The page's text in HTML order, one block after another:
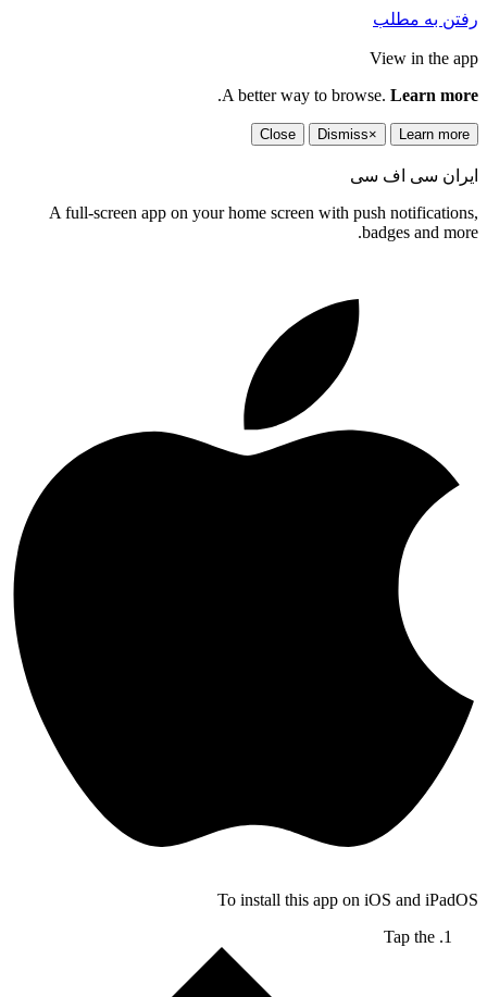
رفتن به مطلب
View in the app
A better way to browse. Learn more
.
Learn more
×
Dismiss
Close
ایران سی اف سی
A full-screen app on your home screen with push notifications,
badges and more.
To install this app on iOS and iPadOS
Tap the